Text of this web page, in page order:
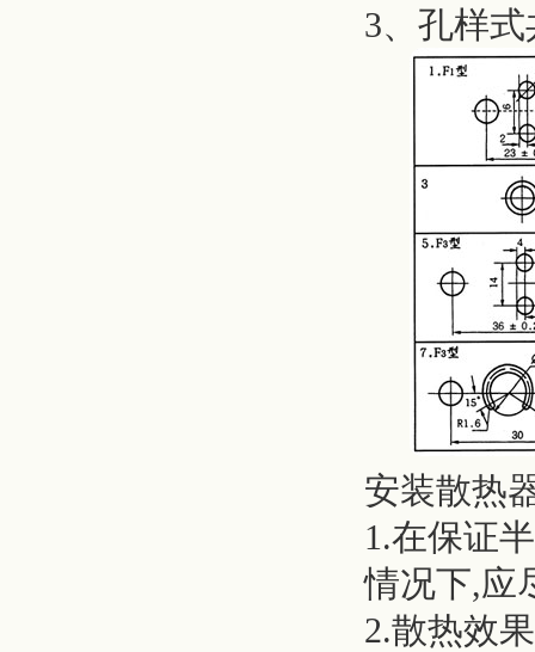
3、孔样
安装散热
1.在保证
情况下,应
2.散热效